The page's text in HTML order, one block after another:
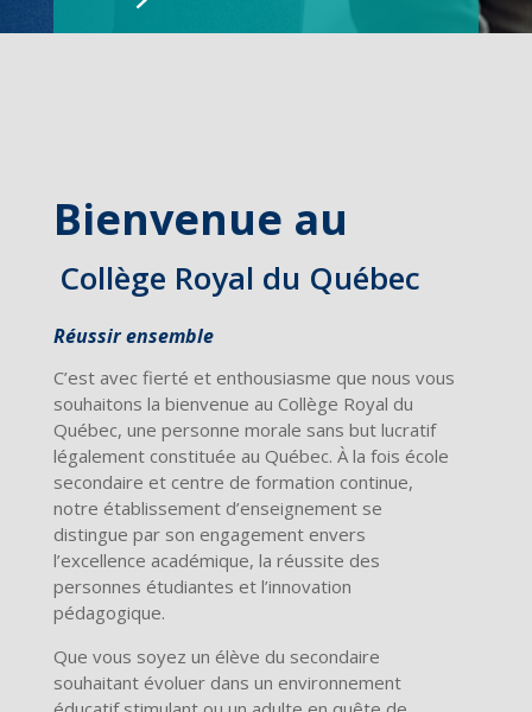
Bienvenue au
Collège Royal du Québec
Réussir ensemble
C’est avec fierté et enthousiasme que nous vous
souhaitons la bienvenue au Collège Royal du
Québec, une personne morale sans but lucratif
légalement constituée au Québec. À la fois école
secondaire et centre de formation continue,
notre établissement d’enseignement se
distingue par son engagement envers
l’excellence académique, la réussite des
personnes étudiantes et l’innovation
pédagogique.
Que vous soyez un élève du secondaire
souhaitant évoluer dans un environnement